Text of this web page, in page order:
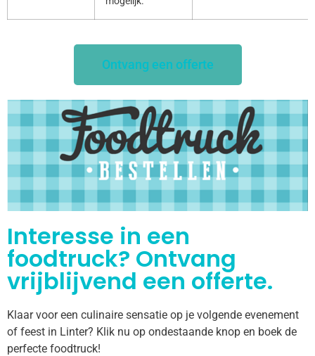
Ontvang een offerte
Interesse in een
foodtruck? Ontvang
vrijblijvend een offerte.
Klaar voor een culinaire sensatie op je volgende evenement
of feest in Linter? Klik nu op ondestaande knop en boek de
perfecte foodtruck!